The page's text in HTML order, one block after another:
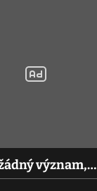
význam,…